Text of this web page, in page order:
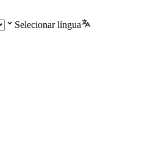
Selecionar língua